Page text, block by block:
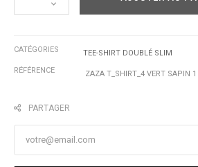
CATÉGORIES
TEE-SHIRT DOUBLÉ SLIM
RÉFÉRENCE
ZAZA T_SHIRT_4 VERT SAPIN 1
PARTAGER